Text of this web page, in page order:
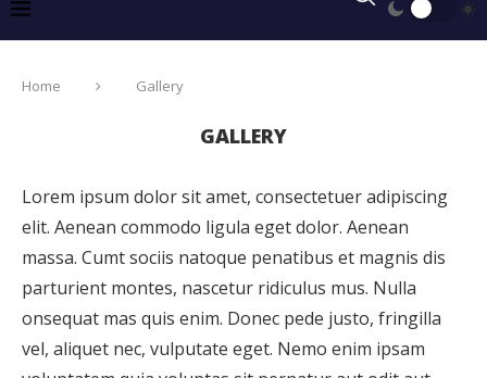
Home Gallery
GALLERY
Lorem ipsum dolor sit amet, consectetuer adipiscing
elit. Aenean commodo ligula eget dolor. Aenean
massa. Cumt sociis natoque penatibus et magnis dis
parturient montes, nascetur ridiculus mus. Nulla
onsequat mas quis enim. Donec pede justo, fringilla
vel, aliquet nec, vulputate eget. Nemo enim ipsam